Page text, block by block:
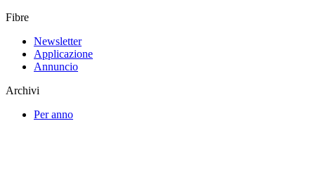
Fibre
Newsletter
Applicazione
Annuncio
Archivi
Per anno